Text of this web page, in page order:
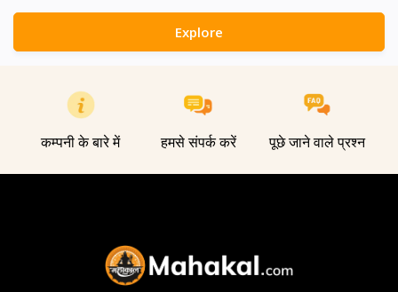
Explore
कम्पनी के बारे में हमसे संपर्क करें पूछे जाने वाले प्रश्न